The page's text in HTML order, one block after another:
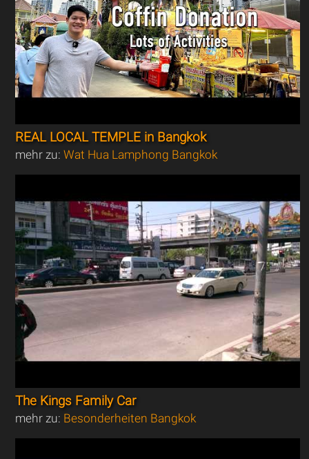
REAL LOCAL TEMPLE in Bangkok
mehr zu:Wat Hua Lamphong Bangkok
The Kings Family Car
mehr zu: Besonderheiten Bangkok